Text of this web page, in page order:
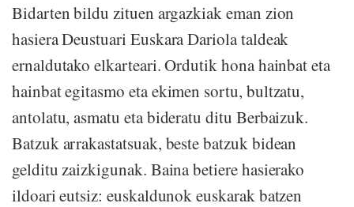
Bidarten bildu zituen argazkiak eman zion
hasiera Deustuari Euskara Dariola taldeak
ernaldutako elkarteari. Ordutik hona hainbat eta
hainbat egitasmo eta ekimen sortu, bultzatu,
antolatu, asmatu eta bideratu ditu Berbaizuk.
Batzuk arrakastatsuak, beste batzuk bidean
gelditu zaizkigunak. Baina betiere hasierako
ildoari eutsiz: euskaldunok euskarak batzen